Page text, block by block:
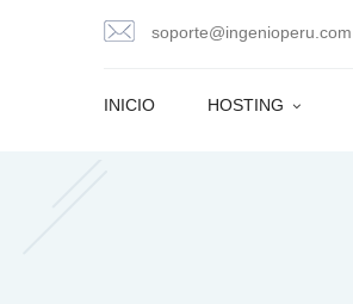
soporte@ingenioperu.com
INICIO HOSTING